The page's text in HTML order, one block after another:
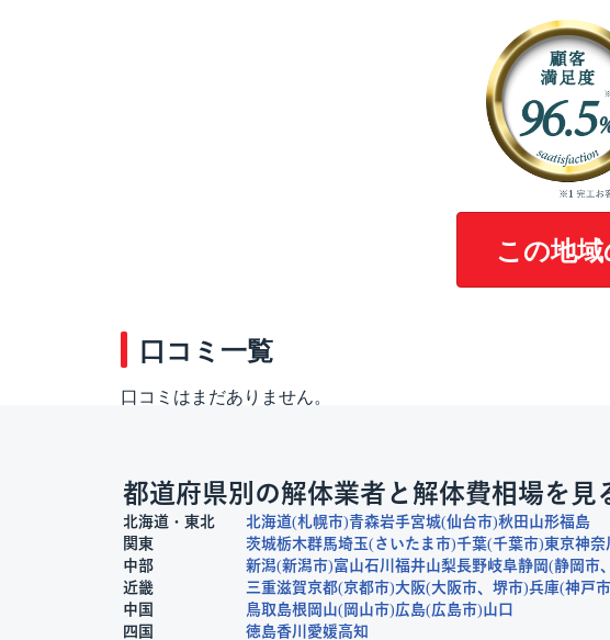
この地
口コミ一覧
口コミはまだありません。
都道府県別の解体業者と解体費相場を見
北海道・東北 北海道 札幌市 青森岩手宮城 仙台市 秋田 山形福島
関東
茨城栃木群馬埼玉 さいたま市 千葉 千葉市 東京神奈
中部
新潟 新潟市 富山石川 福井山梨長野岐阜静岡 静岡市
近畿
三重滋賀京都 京都市 大阪 大阪市 堺市 兵庫 神戸市
中国
鳥取 島根 岡山 岡山市 広島 広島市 山口
四国
徳島香川 愛媛高知